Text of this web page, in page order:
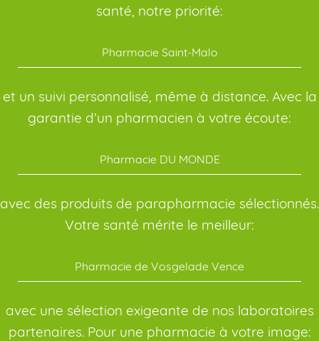
santé, notre priorité:
Pharmacie Saint-Malo
et un suivi personnalisé, même à distance. Avec la
garantie d’un pharmacien à votre écoute:
Pharmacie DU MONDE
avec des produits de parapharmacie sélectionnés.
Votre santé mérite le meilleur:
Pharmacie de Vosgelade Vence
avec une sélection exigeante de nos laboratoires
partenaires. Pour une pharmacie à votre image: